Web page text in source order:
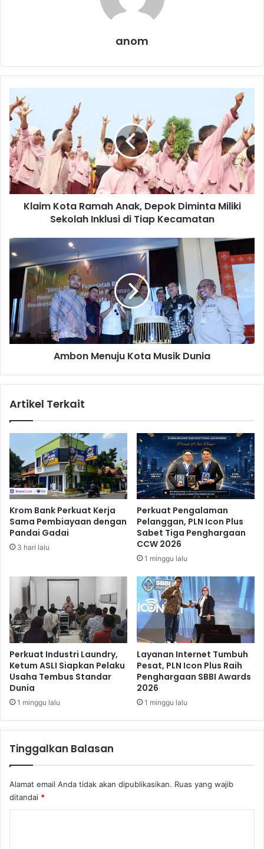
anom
l
a
m
K
o
t
a
a
h
A
k
,
D
e
k
i
t
a
M
i
l
i
k
S
k
a
h
I
n
k
l
u
s
T
i
p
K
e
Klaim Kota Ramah Anak, Depok Diminta Miliki
Sekolah Inklusi di Tiap Kecamatan
A
m
b
M
e
n
u
t
s
k
D
n
i
Ambon Menuju Kota Musik Dunia
Artikel Terkait
Krom Bank Perkuat Kerja
Sama Pembiayaan dengan
Pandai Gadai
3 hari lalu
Perkuat Pengalaman
Pelanggan, PLN Icon Plus
Sabet Tiga Penghargaan
CCW 2026
1 minggu lalu
Perkuat Industri Laundry,
Ketum ASLI Siapkan Pelaku
Usaha Tembus Standar
Dunia
1 minggu lalu
Layanan Internet Tumbuh
Pesat, PLN Icon Plus Raih
Penghargaan SBBI Awards
2026
1 minggu lalu
Tinggalkan Balasan
Alamat email Anda tidak akan dipublikasikan. Ruas yang wajib
ditandai *